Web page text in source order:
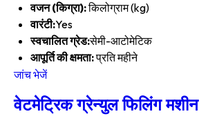
वजन (किग्रा):किलोग्राम (kg)
वारंटी:Yes
स्वचालित ग्रेड:सेमी-आटोमेटिक
आपूर्ति की क्षमता:प्रति महीने
जांच भेजें
वेटमेट्रिक ग्रेन्युल फिलिंग मशीन